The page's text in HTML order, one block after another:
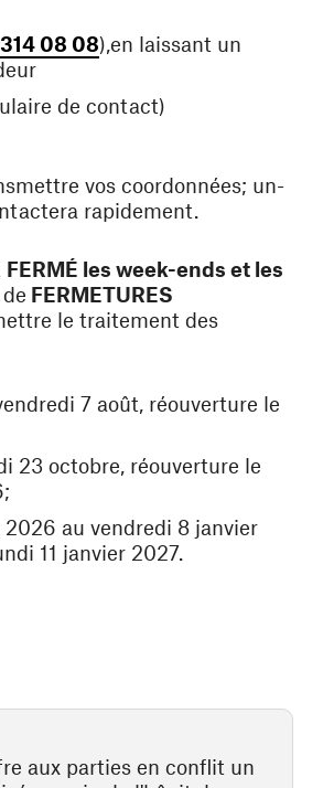
08 08),en laissant un
de contact)
vos coordonnées; un-
rapidement.
FERMÉ les week-ends et les
FERMETURES
le traitement des
7 août, réouverture le
23 octobre, réouverture le
au vendredi 8 janvier
11 janvier 2027.
aux parties en conflit un